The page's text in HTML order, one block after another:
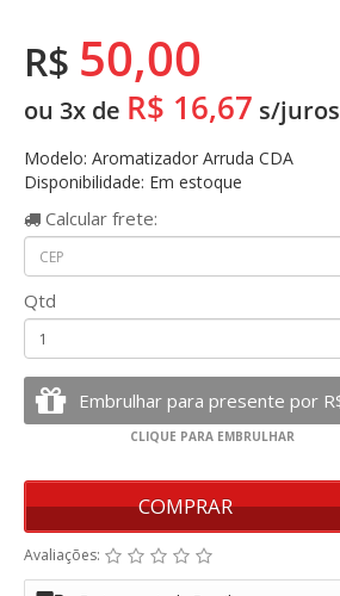
R$ 50,00
ou 3x de R$ 16,67 s/juros
Modelo: Aromatizador Arruda CDA
Disponibilidade: Em estoque
Calcular frete:
Qtd
COMPRAR
Avaliações: